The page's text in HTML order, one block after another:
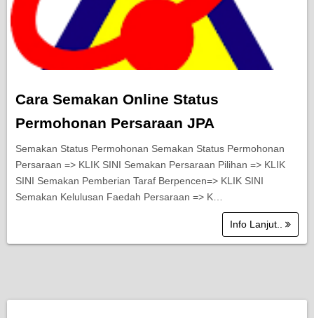
Cara Semakan Online Status
Permohonan Persaraan JPA
Semakan Status Permohonan Semakan Status Permohonan
Persaraan => KLIK SINI Semakan Persaraan Pilihan => KLIK
SINI Semakan Pemberian Taraf Berpencen=> KLIK SINI
Semakan Kelulusan Faedah Persaraan => K…
Info Lanjut..